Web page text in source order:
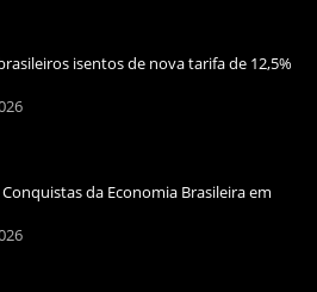
isentos de nova tarifa de 12,5%
da Economia Brasileira em